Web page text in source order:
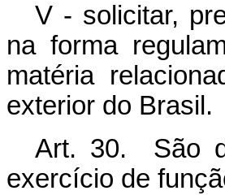
V - solicitar,
na forma
matéria
exterior do Brasil.
Art. 30. São
exercício de